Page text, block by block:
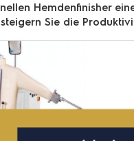
Hemdenfinisher
Sie die